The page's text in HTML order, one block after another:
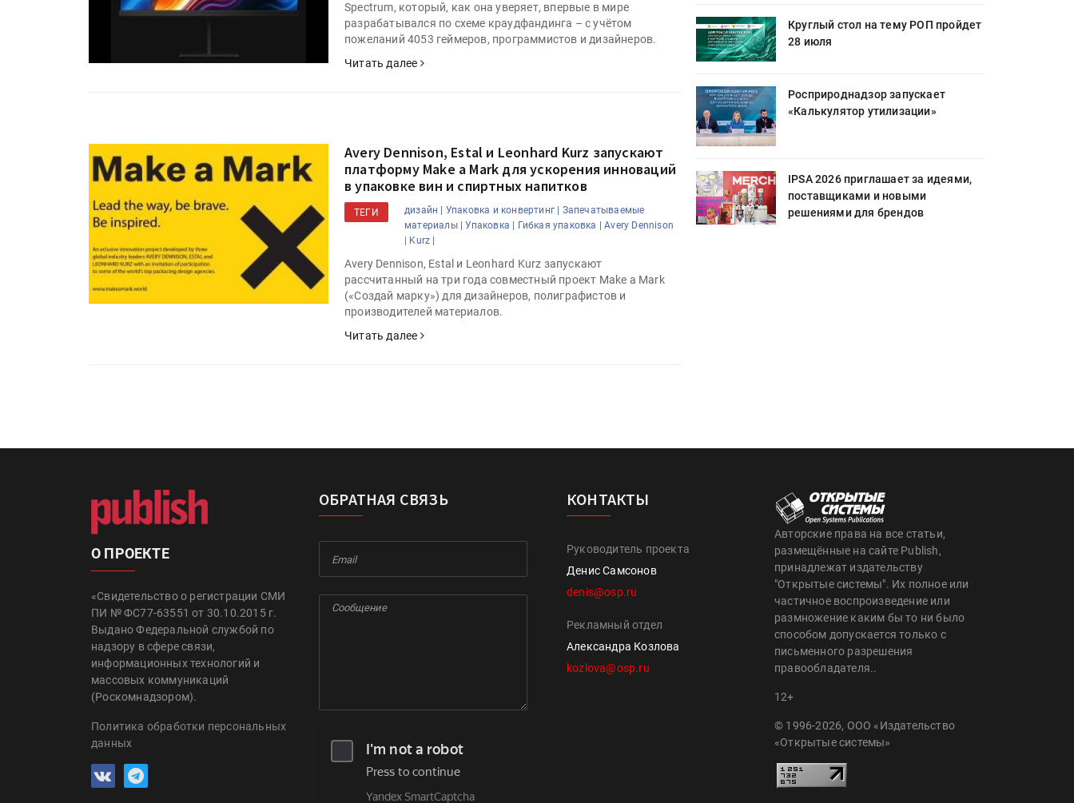
Spectrum, который, как она уверяет, впервые в мире
разрабатывался по схеме краудфандинга – с учётом
пожеланий 4053 геймеров, программистов и дизайнеров.
Читать далее
Avery Dennison, Estal и Leonhard Kurz запускают
платформу Make a Mark для ускорения инноваций
в упаковке вин и спиртных напитков
ТЕГИ дизайн | Упаковка и конвертинг |
Запечатываемые
материалы |
Упаковка | Гибкая упаковка |
Avery Dennison
Kurz |
Avery Dennison, Estal и Leonhard Kurz запускают
рассчитанный на три года совместный проект Make a Mark
(«Создай марку») для дизайнеров, полиграфистов и
производителей материалов.
Читать далее
Круглый стол на тему РОП пройдет
IPSA 2026 приглашает за идеями,
решениями для брендов
Круглый стол на тему РОП пройдет
28 июля
IPSA 2026 приглашает за идеями,
решениями для брендов
Круглый стол на тему РОП пройдет
28 июля
Росприроднадзор запускает
«Калькулятор утилизации»
IPSA 2026 приглашает за идеями,
поставщиками и новыми
решениями для брендов
О ПРОЕКТЕ
«Свидетельство о регистрации СМИ
ПИ № ФС77-63551 от 30.10.2015 г.
Выдано Федеральной службой по
надзору в сфере связи,
информационных технологий и
массовых коммуникаций
(Роскомнадзором).
Политика обработки персональных
данных
ОБРАТНАЯ СВЯЗЬ КОНТАКТЫ
Руководитель проекта
Денис Самсонов
denis@osp.ru
Рекламный отдел
Александра Козлова
kozlova@osp.ru
Авторские права на все статьи,
размещённые на сайте Publish,
принадлежат издательству
"Открытые системы". Их полное или
частичное воспроизведение или
размножение каким бы то ни было
способом допускается только с
письменного разрешения
правообладателя..
12+
© 1996-2026, ООО «Издательство
«Открытые системы»